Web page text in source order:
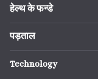
हेल्थ के फन्डे
पड़ताल
Technology